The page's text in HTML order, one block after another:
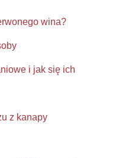
wina?
i jak się ich
z kanapy